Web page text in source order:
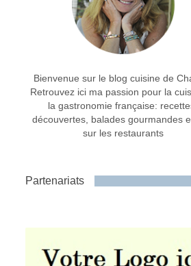
Bienvenue sur le blog cuisine de
Retrouvez ici ma passion pour la
la gastronomie française:
découvertes, balades gourmandes
sur les restaurants
Partenariats